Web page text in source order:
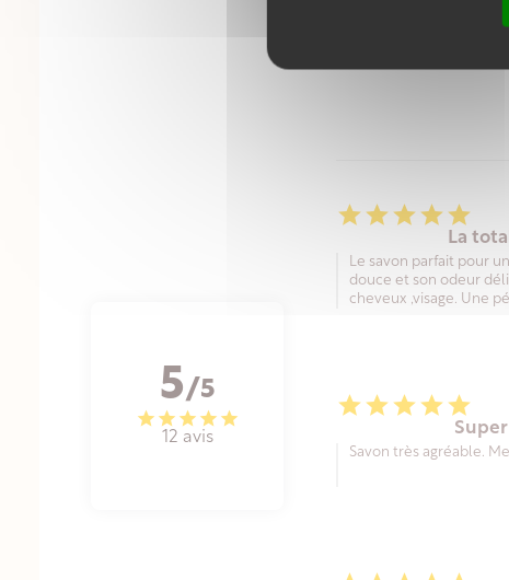
5/5
12 avis

La
Le savon parfait pour
douce et son odeur
cheveux ,visage. Une

Super
Savon très agréable.